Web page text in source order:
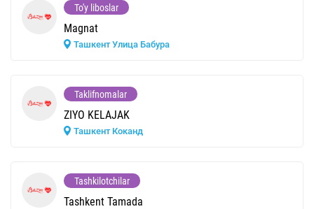
To'y liboslar
Magnat
Ташкент Улица Бабура
Taklifnomalar
ZIYO KELAJAK
Ташкент Коканд
Tashkilotchilar
Tashkent Tamada